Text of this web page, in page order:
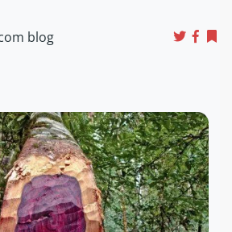
blog